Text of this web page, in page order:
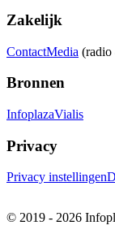
Zakelijk
ContactMedia
Bronnen
InfoplazaVialis
Privacy
Privacy instellingen
© 2019 - 2026